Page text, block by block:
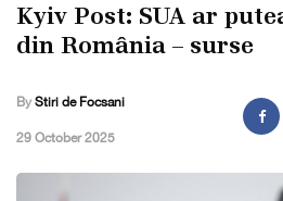
Kyiv Post: SUA ar
din România – surse
By Stiri de Focsani
,29 October 2025